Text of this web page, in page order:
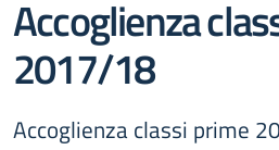
Accoglienza
2017/18
Accoglienza classi prime